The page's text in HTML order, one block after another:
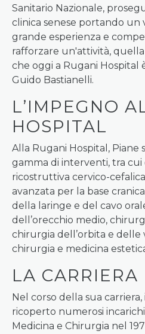
Sanitario Nazionale,
clinica senese portando un
grande esperienza e
rafforzare un'attività,
che oggi a Rugani
Guido Bastianelli.
L’IMPEGNO
HOSPITAL
Alla Rugani Hospital, Piane
gamma di interventi, tra
ricostruttiva cervico-
avanzata per la base
della laringe e del cavo
dell’orecchio medio,
chirurgia dell’orbita e delle
chirurgia e medicina
LA CARRIERA
Nel corso della sua
ricoperto numerosi
Medicina e Chirurgia nel